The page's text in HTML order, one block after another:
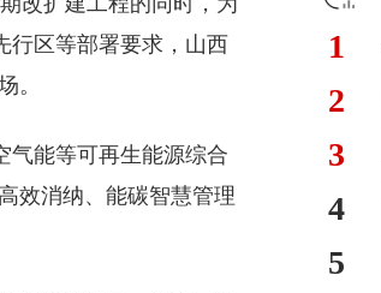
行区等部署要求，山西
。
气能等可再生能源综合
效消纳、能碳智慧管理
1
2
3
4
5